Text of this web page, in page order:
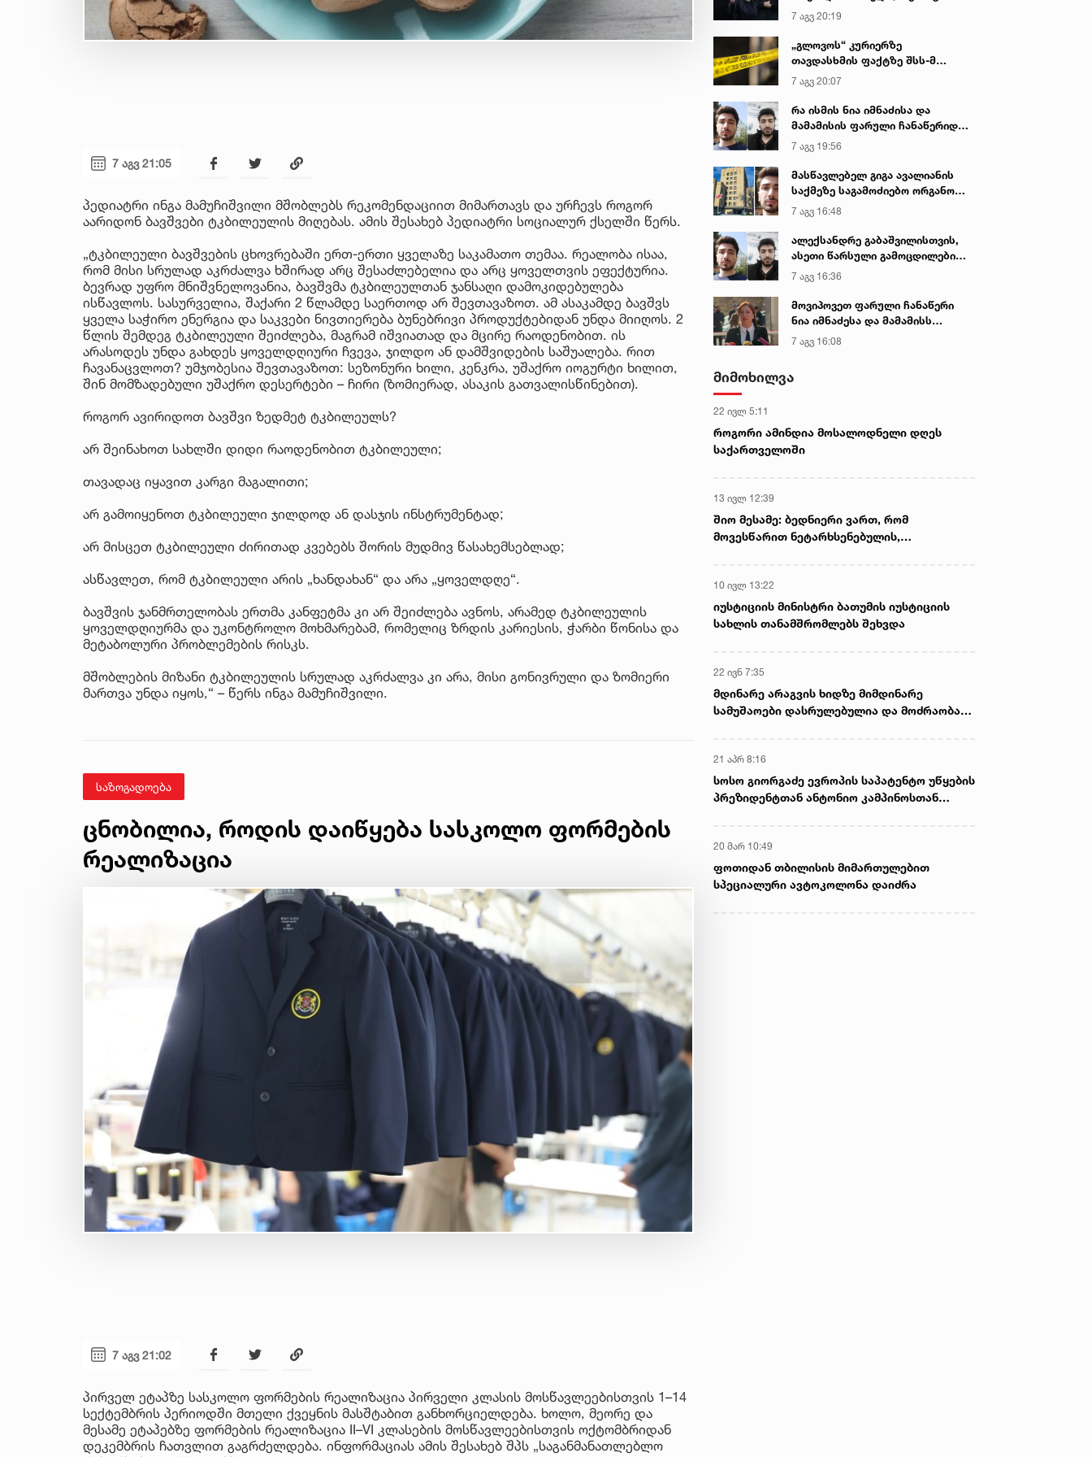
7 აგვ 21:05
პედიატრი ინგა მამუჩიშვილი მშობლებს რეკომენდაციით მიმართავს და ურჩევს როგორ
აარიდონ ბავშვები ტკბილეულის მიღებას. ამის შესახებ პედიატრი სოციალურ ქსელში წერს.
„ტკბილეული ბავშვების ცხოვრებაში ერთ-ერთი ყველაზე საკამათო თემაა. რეალობა ისაა,
რომ მისი სრულად აკრძალვა ხშირად არც შესაძლებელია და არც ყოველთვის ეფექტურია.
ბევრად უფრო მნიშვნელოვანია, ბავშვმა ტკბილეულთან ჯანსაღი დამოკიდებულება
ისწავლოს. სასურველია, შაქარი 2 წლამდე საერთოდ არ შევთავაზოთ. ამ ასაკამდე ბავშვს
ყველა საჭირო ენერგია და საკვები ნივთიერება ბუნებრივი პროდუქტებიდან უნდა მიიღოს. 2
წლის შემდეგ ტკბილეული შეიძლება, მაგრამ იშვიათად და მცირე რაოდენობით. ის
არასოდეს უნდა გახდეს ყოველდღიური ჩვევა, ჯილდო ან დამშვიდების საშუალება. რით
ჩავანაცვლოთ? უმჯობესია შევთავაზოთ: სეზონური ხილი, კენკრა, უშაქრო იოგურტი ხილით,
შინ მომზადებული უშაქრო დესერტები – ჩირი (ზომიერად, ასაკის გათვალისწინებით).
როგორ ავირიდოთ ბავშვი ზედმეტ ტკბილეულს?
არ შეინახოთ სახლში დიდი რაოდენობით ტკბილეული;
თავადაც იყავით კარგი მაგალითი;
არ გამოიყენოთ ტკბილეული ჯილდოდ ან დასჯის ინსტრუმენტად;
არ მისცეთ ტკბილეული ძირითად კვებებს შორის მუდმივ წასახემსებლად;
ასწავლეთ, რომ ტკბილეული არის „ხანდახან“ და არა „ყოველდღე“.
ბავშვის ჯანმრთელობას ერთმა კანფეტმა კი არ შეიძლება ავნოს, არამედ ტკბილეულის
ყოველდღიურმა და უკონტროლო მოხმარებამ, რომელიც ზრდის კარიესის, ჭარბი წონისა და
მეტაბოლური პრობლემების რისკს.
მშობლების მიზანი ტკბილეულის სრულად აკრძალვა კი არა, მისი გონივრული და ზომიერი
მართვა უნდა იყოს,“ – წერს ინგა მამუჩიშვილი.
საზოგადოება
ცნობილია, როდის დაიწყება სასკოლო ფორმების
რეალიზაცია
7 აგვ 21:02
პირველ ეტაპზე სასკოლო ფორმების რეალიზაცია პირველი კლასის მოსწავლეებისთვის 1–14
სექტემბრის პერიოდში მთელი ქვეყნის მასშტაბით განხორციელდება. ხოლო, მეორე და
მესამე ეტაპებზე ფორმების რეალიზაცია II–VI კლასების მოსწავლეებისთვის ოქტომბრიდან
დეკემბრის ჩათვლით გაგრძელდება. ინფორმაციას ამის შესახებ შპს „საგანმანათლებლო
იყო ნია იმნაძე წამქეზებელი...“ -
გიგა ავალიანის დედა
7 აგვ 20:19
„გლოვოს“ კურიერზე
თავდასხმის ფაქტზე შსს-მ
გამოძიება დაიწყო
7 აგვ 20:07
რა ისმის ნია იმნაძისა და
მამამისის ფარული ჩანაწერიდან
- გიგა ავალიანის მკვლელობის
საქმე
7 აგვ 19:56
მასწავლებელ გიგა ავალიანის
საქმეზე საგამოძიებო ორგანო
დაკავებულ არასრულწლოვნებს -
ნია იმნაძესა და ანასტასია
ბერუაშვილს 30 დღის
განმავლობაში ფარულად
7 აგვ 16:48
ალექსანდრე გაბაშვილისთვის,
ასეთი წარსული გამოცდილების
ადამიანისთვის ინფორმაციის
მიწოდება, რომ მასწავლებელი
სექსუალურად ავიწროებდა,
ფაქტობრივად, წაქეზება იყო -
7 აგვ 16:36
მოვიპოვეთ ფარული ჩანაწერი
ნია იმნაძესა და მამამისს
შორის, განიხილავდნენ, როგორ
ჩაიდინა გაბაშვილმა დანაშაული
არასწორად მოიქცა, თუმცა
ეპოქაში სხვანაირად ხდება -
პროკურორი
7 აგვ 16:08
მიმოხილვა
22 ივლ 5:11
როგორი ამინდია მოსალოდნელი დღეს
საქართველოში
13 ივლ 12:39
შიო მესამე: ბედნიერი ვართ, რომ
მოვესწარით ნეტარხსენებულის,
10 ივლ 13:22
იუსტიციის მინისტრი ბათუმის იუსტიციის
სახლის თანამშრომლებს შეხვდა
22 ივნ 7:35
მდინარე არაგვის ხიდზე მიმდინარე
სამუშაოები დასრულებულია და მოძრაობა
21 აპრ 8:16
სოსო გიორგაძე ევროპის საპატენტო უწყების
პრეზიდენტთან ანტონიო კამპინოსთან
20 მარ 10:49
ფოთიდან თბილისის მიმართულებით
სპეციალური ავტოკოლონა დაიძრა